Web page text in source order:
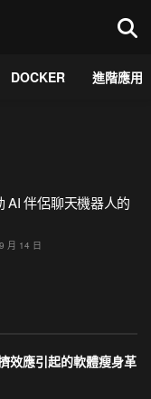
DOCKER 進階應用
AI 伴侶聊天機器人的
月 14 日
效應引起的軟體瘦身革